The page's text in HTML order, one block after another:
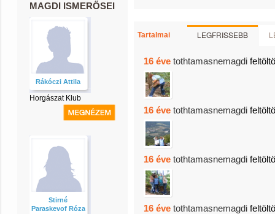
MAGDI ISMERŐSEI
Rákóczi Attila
Horgászat Klub
Stirné
Paraskevof Róza
Tartalmai LEGFRISSEBB
16 éve tothtamasnemagdi
16 éve tothtamasnemagdi
16 éve tothtamasnemagdi
16 éve tothtamasnemagdi